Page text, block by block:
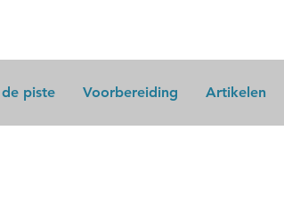
piste Voorbereiding Artikelen